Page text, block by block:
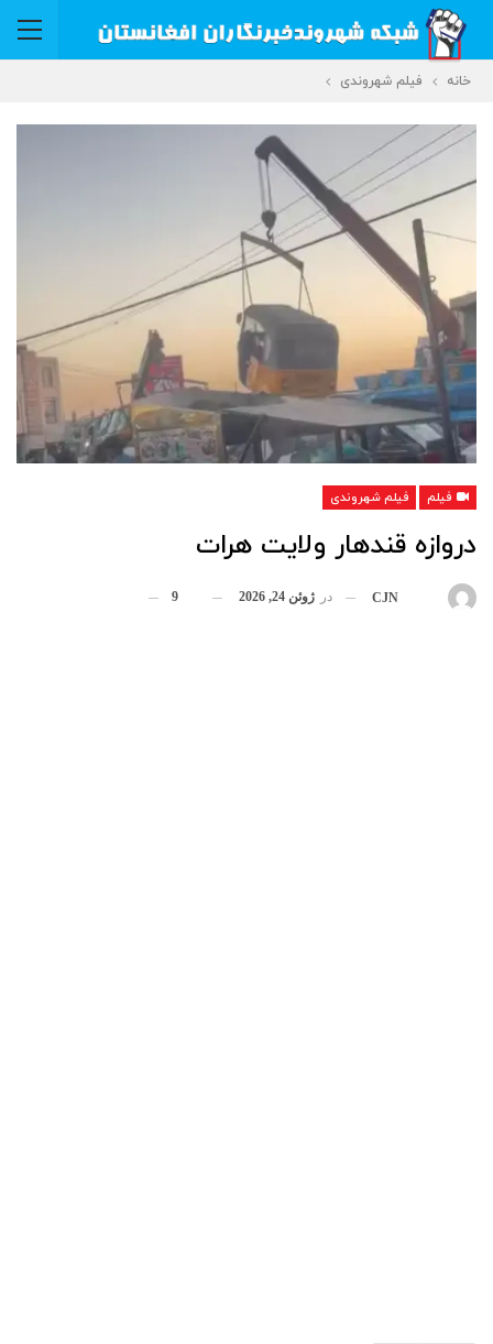
خانه فیلم شهروندی
فیلم فیلم شهروندی
دروازه قندهار ولایت هرات
CJN در ژوئن 24, 2026 9